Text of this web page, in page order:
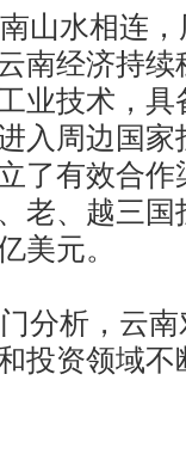
山水相连，
南经济持
业技术，
入周边国
了有效合
老、越三
美元。
分析，云南
投资领域